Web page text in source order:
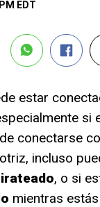
EDT
estar
si
conectarse
incluso
, o si
mientras